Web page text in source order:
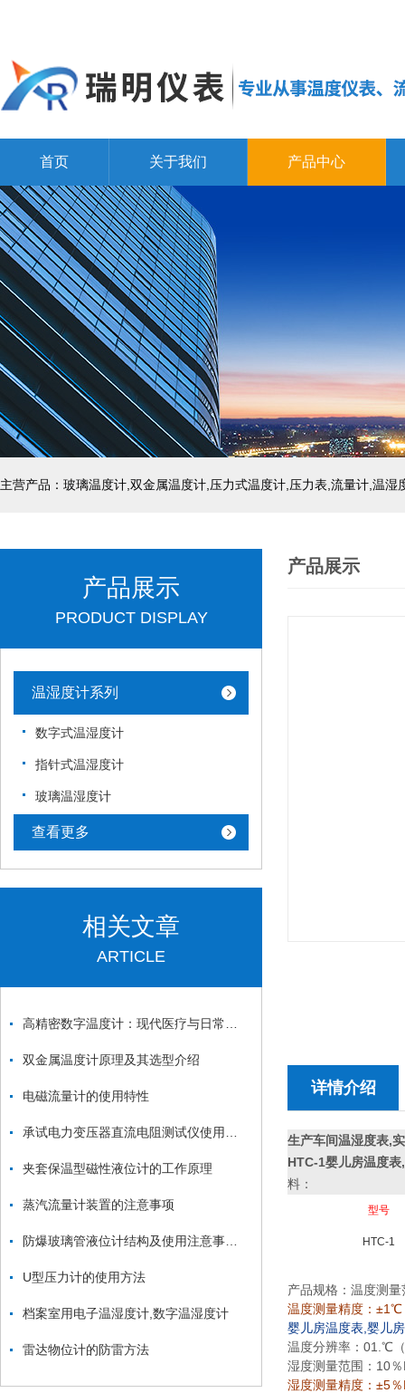
首页 关于我们 产品中心
产品展示
PRODUCT DISPLAY
温湿度计系列
数字式温湿度计
指针式温湿度计
玻璃温湿度计
查看更多
相关文章
ARTICLE
双金属温度计原理及其选型介绍
电磁流量计的使用特性
夹套保温型磁性液位计的工作原理
蒸汽流量计装置的注意事项
U型压力计的使用方法
档案室用电子温湿度计,数字温湿度计
雷达物位计的防雷方法
产品展示
详情介绍
生产车间温湿度表,
HTC-1婴儿房温度
料：
型号
HTC-1
产品规格：温度测量
温度测量精度：
婴儿房温度表,婴儿
温度分辨率： 01.℃
湿度测量范围： 10
湿度测量精度：±5